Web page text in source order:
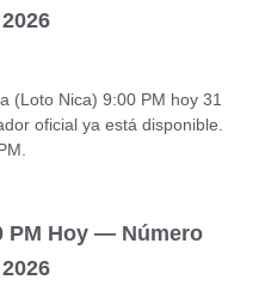
(Loto Nica) 9:00 PM hoy 31
oficial ya está disponible.
PM Hoy — Número